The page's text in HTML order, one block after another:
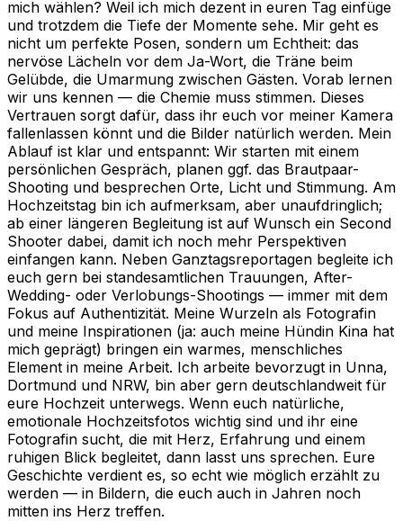
mich wählen? Weil ich mich dezent in euren Tag einfüge
und trotzdem die Tiefe der Momente sehe. Mir geht es
nicht um perfekte Posen, sondern um Echtheit: das
nervöse Lächeln vor dem Ja-Wort, die Träne beim
Gelübde, die Umarmung zwischen Gästen. Vorab lernen
wir uns kennen — die Chemie muss stimmen. Dieses
Vertrauen sorgt dafür, dass ihr euch vor meiner Kamera
fallenlassen könnt und die Bilder natürlich werden. Mein
Ablauf ist klar und entspannt: Wir starten mit einem
persönlichen Gespräch, planen ggf. das Brautpaar-
Shooting und besprechen Orte, Licht und Stimmung. Am
Hochzeitstag bin ich aufmerksam, aber unaufdringlich;
ab einer längeren Begleitung ist auf Wunsch ein Second
Shooter dabei, damit ich noch mehr Perspektiven
einfangen kann. Neben Ganztagsreportagen begleite ich
euch gern bei standesamtlichen Trauungen, After-
Wedding- oder Verlobungs-Shootings — immer mit dem
Fokus auf Authentizität. Meine Wurzeln als Fotografin
und meine Inspirationen (ja: auch meine Hündin Kina hat
mich geprägt) bringen ein warmes, menschliches
Element in meine Arbeit. Ich arbeite bevorzugt in Unna,
Dortmund und NRW, bin aber gern deutschlandweit für
eure Hochzeit unterwegs. Wenn euch natürliche,
emotionale Hochzeitsfotos wichtig sind und ihr eine
Fotografin sucht, die mit Herz, Erfahrung und einem
ruhigen Blick begleitet, dann lasst uns sprechen. Eure
Geschichte verdient es, so echt wie möglich erzählt zu
werden — in Bildern, die euch auch in Jahren noch
mitten ins Herz treffen.